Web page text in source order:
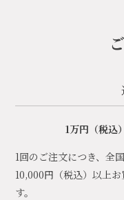
1万円（税込
1回のご注文につき、全
10,000円（税込）以上
す。
店舗一覧